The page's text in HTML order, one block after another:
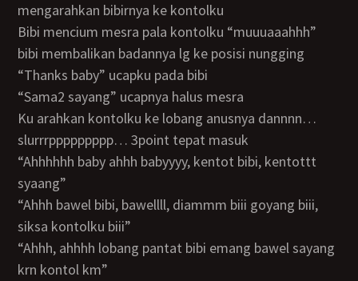
mengarahkan bibirnya ke kontolku
bibi mencium mesra pala kontolku “muuuaaahhh”
bibi membalikan badannya lg ke posisi nungging
“thanks baby” ucapku pada bibi
“sama2 sayang” ucapnya halus mesra
ku arahkan kontolku ke lobang anusnya dannnn…
slurrrppppppppp… 3point tepat masuk
“ahhhhhh baby ahhh babyyyy, kentot bibi, kentottt
syaang”
“ahhh bawel bibi, bawellll, diammm biii goyang biii,
siksa kontolku biii”
“ahhh, ahhhh lobang pantat bibi emang bawel sayang
krn kontol km”